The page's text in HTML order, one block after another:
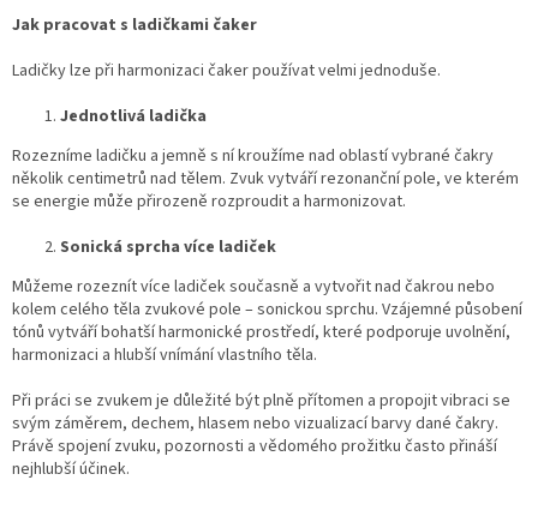
Jak pracovat s ladičkami čaker
Ladičky lze při harmonizaci čaker používat velmi jednoduše.
Jednotlivá ladička
Rozezníme ladičku a jemně s ní kroužíme nad oblastí vybrané čakry
několik centimetrů nad tělem. Zvuk vytváří rezonanční pole, ve kterém
se energie může přirozeně rozproudit a harmonizovat.
Sonická sprcha více ladiček
Můžeme rozeznít více ladiček současně a vytvořit nad čakrou nebo
kolem celého těla zvukové pole – sonickou sprchu. Vzájemné působení
tónů vytváří bohatší harmonické prostředí, které podporuje uvolnění,
harmonizaci a hlubší vnímání vlastního těla.
Při práci se zvukem je důležité být plně přítomen a propojit vibraci se
svým záměrem, dechem, hlasem nebo vizualizací barvy dané čakry.
Právě spojení zvuku, pozornosti a vědomého prožitku často přináší
nejhlubší účinek.